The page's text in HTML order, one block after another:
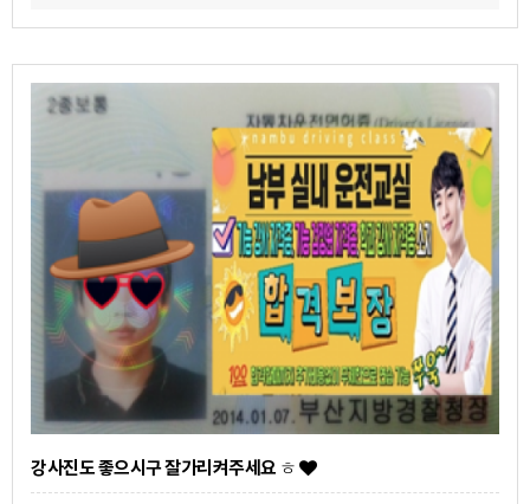
강사진도 좋으시구 잘가리켜주세요 ㅎ